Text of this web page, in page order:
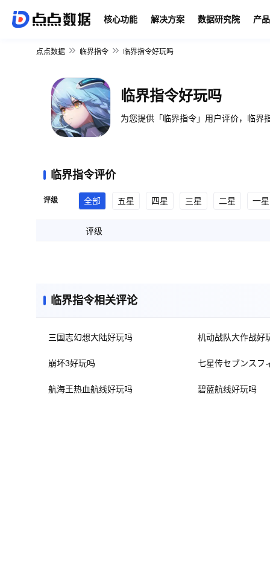
核心功能 解决方案 数据研究院 产
点点数据 临界指令 临界指令好玩吗
临界指令好玩吗
为您提供「临界指令」用户评价，临界
临界指令评价
评级 全部 五星 四星 三星 二星 一星
评级
临界指令相关评论
三国志幻想大陆好玩吗 机动战队大作战好
崩坏3好玩吗 七星传セブンスフ
航海王热血航线好玩吗 碧蓝航线好玩吗